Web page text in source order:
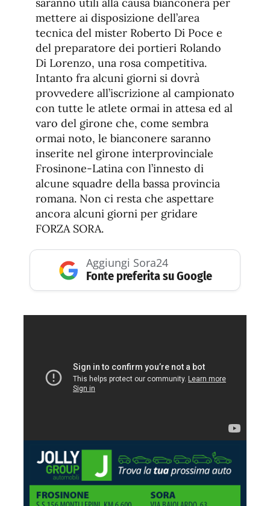
saranno utili alla causa bianconera per
mettere ai disposizione dell’area
tecnica del mister Roberto Di Poce e
del preparatore dei portieri Rolando
Di Lorenzo, una rosa competitiva.
Intanto fra alcuni giorni si dovrà
provvedere all’iscrizione al campionato
con tutte le atlete ormai in attesa ed al
varo del girone che, come sembra
ormai noto, le bianconere saranno
inserite nel girone interprovinciale
Frosinone-Latina con l’innesto di
alcune squadre della bassa provincia
romana. Non ci resta che aspettare
ancora alcuni giorni per gridare
FORZA SORA.
Aggiungi Sora24
Fonte preferita su Google